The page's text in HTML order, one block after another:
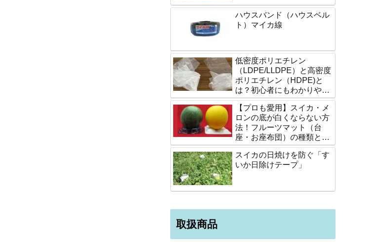
ハウスバンド（ハウスベル
ト）マイカ線
低密度ポリエチレン
（LDPE/LLDPE）と高密度
ポリエチレン（HDPE)と
は？初心者にもわかりやす
く説明します。
【プロも愛用】スイカ・メ
ロンの底が白くならない方
法！フルーツマット（台
座・お座布団）の種類と選
び方
スイカの日焼けを防ぐ「す
いか日除けテープ」
取扱商品